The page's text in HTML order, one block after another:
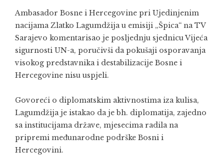
Ambasador Bosne i Hercegovine pri Ujedinjenim
nacijamaZlatko Lagumdžijau emisiji „Špica“ na TV
Sarajevo komentarisao je posljednju sjednicu Vijeća
sigurnosti UN-a, poručivši da pokušaji osporavanja
visokog predstavnika i destabilizacije Bosne i
Hercegovine nisu uspjeli.
Govoreći o diplomatskim aktivnostima iza kulisa,
Lagumdžija je istakao da je bh. diplomatija, zajedno
sa institucijama države, mjesecima radila na
pripremi međunarodne podrške Bosni i
Hercegovini.